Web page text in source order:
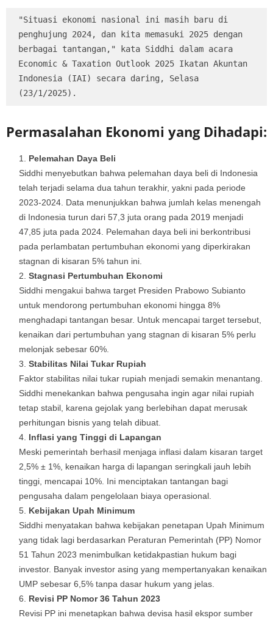
"Situasi ekonomi nasional ini masih baru di
penghujung 2024, dan kita memasuki 2025 dengan
berbagai tantangan," kata Siddhi dalam acara
Economic & Taxation Outlook 2025 Ikatan Akuntan
Indonesia (IAI) secara daring, Selasa
(23/1/2025).
Permasalahan Ekonomi yang Dihadapi:
Pelemahan Daya Beli
Siddhi menyebutkan bahwa pelemahan daya beli di Indonesia
telah terjadi selama dua tahun terakhir, yakni pada periode
2023-2024. Data menunjukkan bahwa jumlah kelas menengah
di Indonesia turun dari 57,3 juta orang pada 2019 menjadi
47,85 juta pada 2024. Pelemahan daya beli ini berkontribusi
pada perlambatan pertumbuhan ekonomi yang diperkirakan
stagnan di kisaran 5% tahun ini.
Stagnasi Pertumbuhan Ekonomi
Siddhi mengakui bahwa target Presiden Prabowo Subianto
untuk mendorong pertumbuhan ekonomi hingga 8%
menghadapi tantangan besar. Untuk mencapai target tersebut,
kenaikan dari pertumbuhan yang stagnan di kisaran 5% perlu
melonjak sebesar 60%.
Stabilitas Nilai Tukar Rupiah
Faktor stabilitas nilai tukar rupiah menjadi semakin menantang.
Siddhi menekankan bahwa pengusaha ingin agar nilai rupiah
tetap stabil, karena gejolak yang berlebihan dapat merusak
perhitungan bisnis yang telah dibuat.
Inflasi yang Tinggi di Lapangan
Meski pemerintah berhasil menjaga inflasi dalam kisaran target
2,5% ± 1%, kenaikan harga di lapangan seringkali jauh lebih
tinggi, mencapai 10%. Ini menciptakan tantangan bagi
pengusaha dalam pengelolaan biaya operasional.
Kebijakan Upah Minimum
Siddhi menyatakan bahwa kebijakan penetapan Upah Minimum
yang tidak lagi berdasarkan Peraturan Pemerintah (PP) Nomor
51 Tahun 2023 menimbulkan ketidakpastian hukum bagi
investor. Banyak investor asing yang mempertanyakan kenaikan
UMP sebesar 6,5% tanpa dasar hukum yang jelas.
Revisi PP Nomor 36 Tahun 2023
Revisi PP ini menetapkan bahwa devisa hasil ekspor sumber